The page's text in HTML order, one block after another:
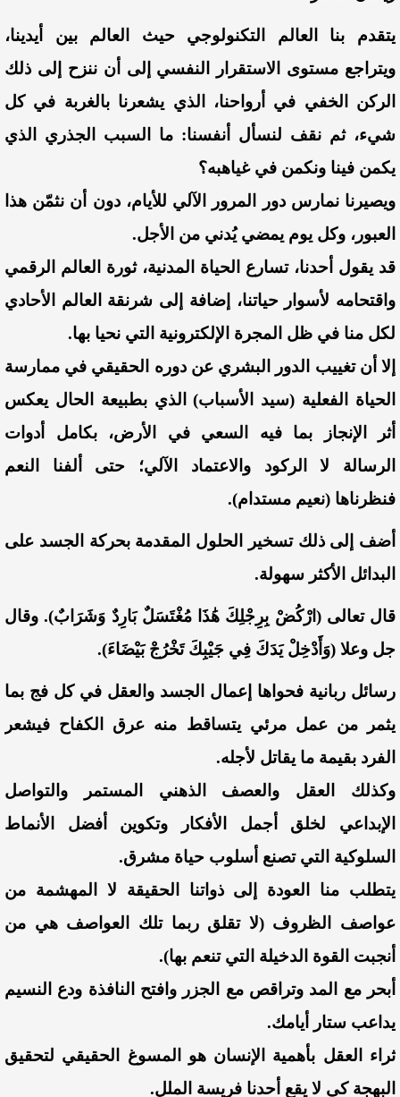
يتقدم بنا العالم التكنولوجي حيث العالم بين أيدينا،
ويتراجع مستوى الاستقرار النفسي إلى أن ننزح إلى ذلك
الركن الخفي في أرواحنا، الذي يشعرنا بالغربة في كل
شيء، ثم نقف لنسأل أنفسنا: ما السبب الجذري الذي
يكمن فينا ونكمن في غياهبه؟
ويصيرنا نمارس دور المرور الآلي للأيام، دون أن نثمّن هذا
العبور، وكل يوم يمضي يُدني من الأجل.
قد يقول أحدنا، تسارع الحياة المدنية، ثورة العالم الرقمي
واقتحامه لأسوار حياتنا، إضافة إلى شرنقة العالم الأحادي
لكل منا في ظل المجرة الإلكترونية التي نحيا بها.
إلا أن تغييب الدور البشري عن دوره الحقيقي في ممارسة
الحياة الفعلية (سيد الأسباب) الذي بطبيعة الحال يعكس
أثر الإنجاز بما فيه السعي في الأرض، بكامل أدوات
الرسالة لا الركود والاعتماد الآلي؛ حتى ألفنا النعم
فنظرناها (نعيم مستدام).
أضف إلى ذلك تسخير الحلول المقدمة بحركة الجسد على
البدائل الأكثر سهولة.
قال تعالى (ارْكُضْ بِرِجْلِكَ هَٰذَا مُغْتَسَلٌ بَارِدٌ وَشَرَابٌ). وقال
جل وعلا (وَأَدْخِلْ يَدَكَ فِي جَيْبِكَ تَخْرُجْ بَيْضَاءَ).
رسائل ربانية فحواها إعمال الجسد والعقل في كل فج بما
يثمر من عمل مرئي يتساقط منه عرق الكفاح فيشعر
الفرد بقيمة ما يقاتل لأجله.
وكذلك العقل والعصف الذهني المستمر والتواصل
الإبداعي لخلق أجمل الأفكار وتكوين أفضل الأنماط
السلوكية التي تصنع أسلوب حياة مشرق.
يتطلب منا العودة إلى ذواتنا الحقيقة لا المهشمة من
عواصف الظروف (لا تقلق ربما تلك العواصف هي من
أنجبت القوة الدخيلة التي تنعم بها).
أبحر مع المد وتراقص مع الجزر وافتح النافذة ودع النسيم
يداعب ستار أيامك.
ثراء العقل بأهمية الإنسان هو المسوغ الحقيقي لتحقيق
البهجة كي لا يقع أحدنا فريسة الملل.